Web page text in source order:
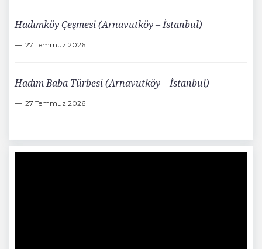
Hadımköy Çeşmesi (Arnavutköy – İstanbul)
27 Temmuz 2026
Hadım Baba Türbesi (Arnavutköy – İstanbul)
27 Temmuz 2026